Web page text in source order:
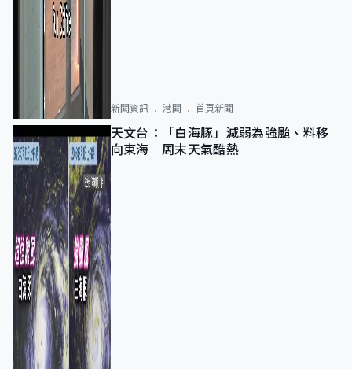
新聞資訊 港聞 首頁新聞
天文台：「白海豚」減弱為強颱、料移
向東海 周末天氣酷熱